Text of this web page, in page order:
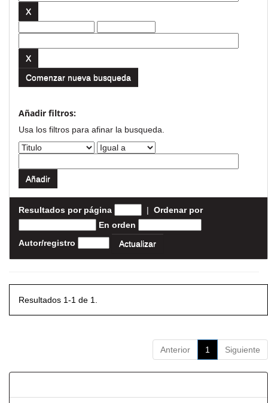
Comenzar nueva busqueda
Añadir filtros:
Usa los filtros para afinar la busqueda.
Resultados por página | Ordenar por
En orden
Autor/registro
Resultados 1-1 de 1.
Anterior 1 Siguiente